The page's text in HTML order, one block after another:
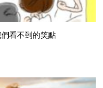
看不到的笑點